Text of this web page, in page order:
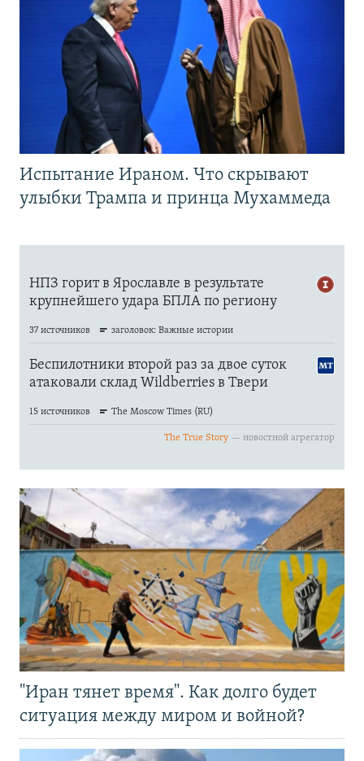
Испытание Ираном. Что скрывают
улыбки Трампа и принца Мухаммеда
"Иран тянет время". Как долго будет
ситуация между миром и войной?